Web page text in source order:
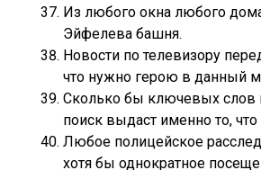
Из любого окна любого
Эйфелева башня.
Новости по телевизору
что нужно герою в данный
Сколько бы ключевых слов
поиск выдаст именно то,
Любое полицейское
хотя бы однократное